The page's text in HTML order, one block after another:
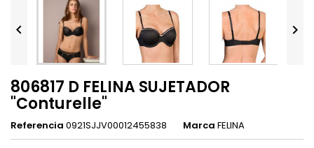
 
806817 D FELINA SUJETADOR
"Conturelle"
Referencia 0921SJJV00012455838 Marca FELINA